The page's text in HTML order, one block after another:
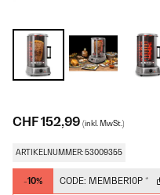
CHF 152,99 (inkl. MwSt.)
ARTIKELNUMMER: 53009355
-10% CODE: MEMBER10P *